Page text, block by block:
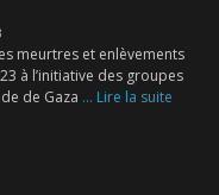
meurtres et enlèvements
à l’initiative des groupes
de Gaza ... Lire la suite